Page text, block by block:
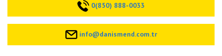
0(850) 888-0033
info@danismend.com.tr